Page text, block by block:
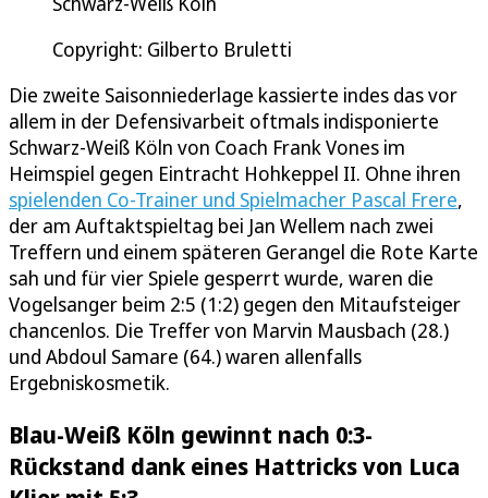
Copyright: Gilberto Bruletti
Die zweite Saisonniederlage kassierte indes das vor
allem in der Defensivarbeit oftmals indisponierte
Schwarz-Weiß Köln von Coach Frank Vones im
Heimspiel gegen Eintracht Hohkeppel II. Ohne ihren
spielenden Co-Trainer und Spielmacher Pascal Frere,
der am Auftaktspieltag bei Jan Wellem nach zwei
Treffern und einem späteren Gerangel die Rote Karte
sah und für vier Spiele gesperrt wurde, waren die
Vogelsanger beim 2:5 (1:2) gegen den Mitaufsteiger
chancenlos. Die Treffer von Marvin Mausbach (28.)
und Abdoul Samare (64.) waren allenfalls
Ergebniskosmetik.
Blau-Weiß Köln gewinnt nach 0:3-
Rückstand dank eines Hattricks von Luca